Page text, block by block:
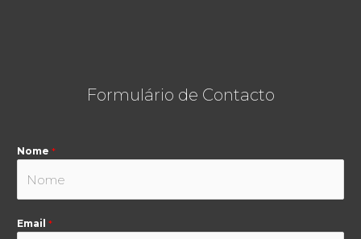
Formulário de Contacto
Nome *
Email *